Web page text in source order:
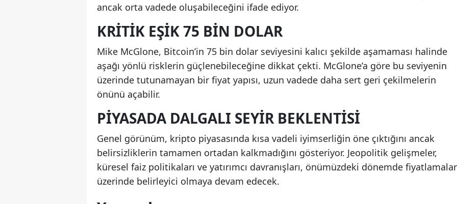
ancak orta vadede oluşabileceğini ifade ediyor.
KRITIK EŞIK 75 BIN DOLAR
Mike McGlone, Bitcoin’in 75 bin dolar seviyesini kalıcı şekilde aşamaması halinde
aşağı yönlü risklerin güçlenebileceğine dikkat çekti. McGlone’a göre bu seviyenin
üzerinde tutunamayan bir fiyat yapısı, uzun vadede daha sert geri çekilmelerin
önünü açabilir.
PIYASADA DALGALI SEYIR BEKLENTISI
Genel görünüm, kripto piyasasında kısa vadeli iyimserliğin öne çıktığını ancak
belirsizliklerin tamamen ortadan kalkmadığını gösteriyor. Jeopolitik gelişmeler,
küresel faiz politikaları ve yatırımcı davranışları, önümüzdeki dönemde fiyatlamalar
üzerinde belirleyici olmaya devam edecek.